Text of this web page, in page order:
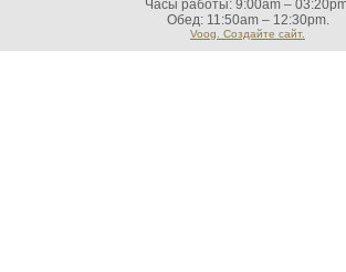
Часы работы: 9:00am –
Обед: 11:50am – 12:30pm.
Voog. Создайте сайт.